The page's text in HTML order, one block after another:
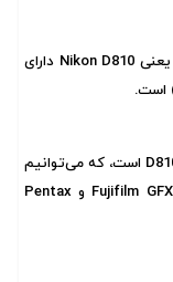
دوربین Nikon D850 هم مانند مدل قبلی خودش یعنی Nikon D810 دارای
Dynamic Range این دوربین در سطحی بالاتر از D810 است، که می‌توانیم
Fujifilm GFX
و Pentax